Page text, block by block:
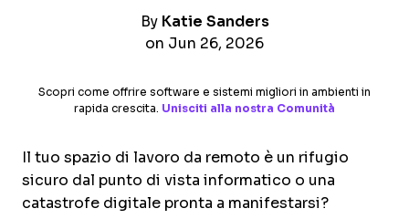
By Katie Sanders
on Jun 26, 2026
Scopri come offrire software e sistemi migliori in ambienti in
rapida crescita. Unisciti alla nostra Comunità
Il tuo spazio di lavoro da remoto è un rifugio
sicuro dal punto di vista informatico o una
catastrofe digitale pronta a manifestarsi?